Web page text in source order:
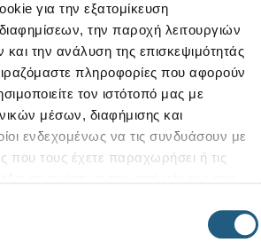
για την εξατομίκευση
την παροχή λειτουργιών
την ανάλυση της επισκεψιμότητάς
πληροφορίες που αφορούν
τον ιστότοπό μας με
μέσων, διαφήμισης και
ενδεχομένως να τις συνδυάσουν με
που τους έχετε παραχωρήσει ή τις